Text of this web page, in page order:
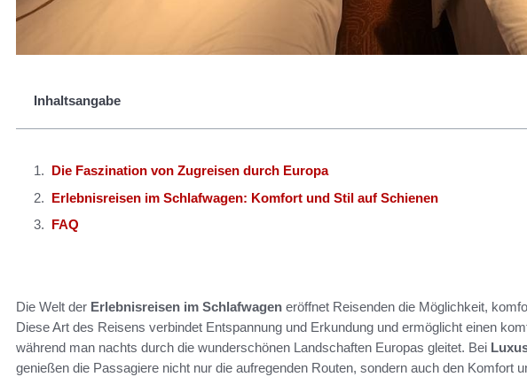
Inhaltsangabe
Die Faszination von Zugreisen durch Europa
Erlebnisreisen im Schlafwagen: Komfort und Stil auf Schienen
FAQ
Die Welt der Erlebnisreisen im Schlafwagen eröffnet Reisenden die Möglichkeit,
Diese Art des Reisens verbindet Entspannung und Erkundung und ermöglicht einen
während man nachts durch die wunderschönen Landschaften Europas gleitet. Bei
genießen die Passagiere nicht nur die aufregenden Routen, sondern auch den Komfort